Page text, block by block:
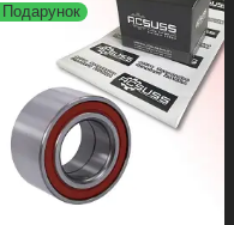
Подарунок